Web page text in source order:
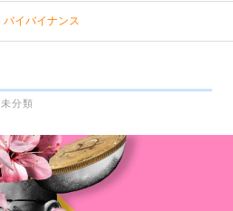
バイバイナンス
未分類